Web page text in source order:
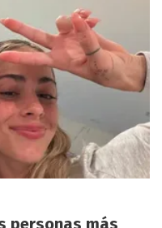
personas más